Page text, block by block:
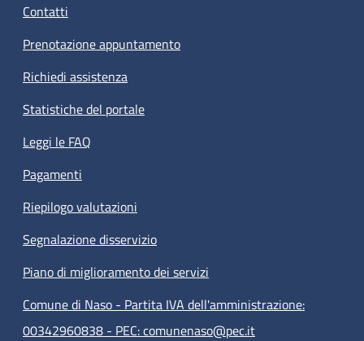
Contatti
Prenotazione appuntamento
Richiedi assistenza
Statistiche del portale
Leggi le FAQ
Pagamenti
Riepilogo valutazioni
Segnalazione disservizio
Piano di miglioramento dei servizi
Comune di Naso - Partita IVA dell'amministrazione:
00342960838 - PEC: comunenaso@pec.it